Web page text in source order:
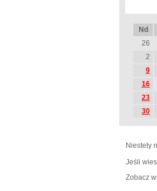
Nd
26
2
9
16
23
30
Niestety
Jeśli
Zobacz